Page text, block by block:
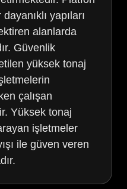
yapıları
alanlarda
Güvenlik
yüksek tonaj
çalışan
Yüksek tonaj
işletmeler
ile güven veren